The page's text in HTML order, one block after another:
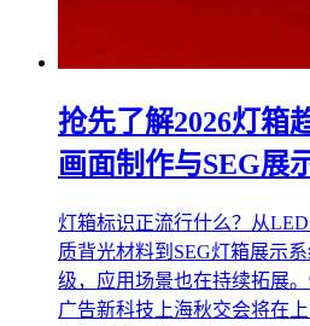
抢先了解2026灯箱
画面制作与SEG展
灯箱标识正流行什么？从
质背光材料到SEG灯箱展示
级，应用场景也在持续拓展
广告新科技上海秋交会将在